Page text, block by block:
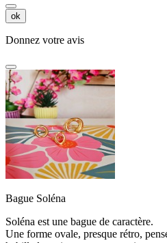
ok
Donnez votre avis
Bague Soléna
Soléna est une bague de caractère.
Une forme ovale, presque rétro,